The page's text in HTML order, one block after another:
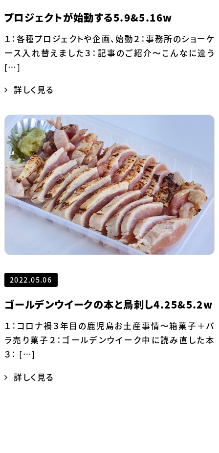
プロジェクトが始動する5.9&5.16w
１：各種プロジェクトや企画、始動２：事務所のショーケ
ース入れ替えました３：記事のご紹介～こんなに違う
[…]
詳しく見る
2022.05.06
ゴールデンウイークの本と鳥刺し4.25&5.2w
１：コロナ禍３年目の鹿児島お土産事情～箱菓子＋バ
ラ売り菓子２：ゴールデンウイーク中に読み直した本
３： […]
詳しく見る